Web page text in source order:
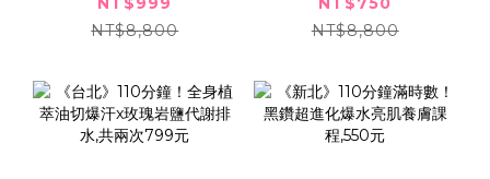
宴,999元
NT$8,800
油按摩SPA,750元
NT$8,800